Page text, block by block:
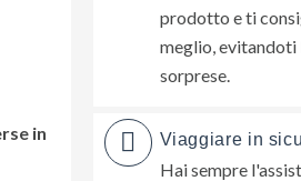
in
prodotto e ti
meglio,
sorprese.
Viaggiare in
Hai sempre